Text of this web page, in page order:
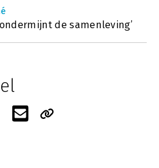
de samenleving’